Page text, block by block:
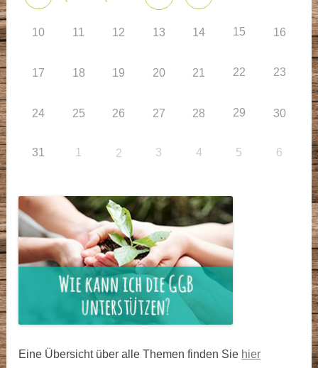
10 11 12 13 14 15 16
17 18 19 20 21 22 23
24 25 26 27 28 29 30
31 1 2 3 4 5 6
Eine Übersicht über alle Themen finden Sie hier